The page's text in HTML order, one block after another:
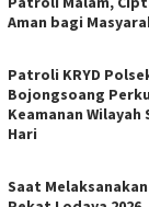
Aman bagi
Patroli KRYD
Bojongsoang
Keamanan Wilayah
Hari
Saat